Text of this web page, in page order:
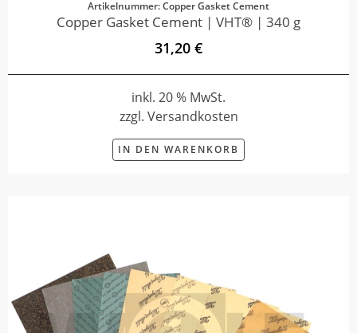
Artikelnummer: Copper Gasket Cement
Copper Gasket Cement | VHT® | 340 g
31,20 €
inkl. 20 % MwSt.
zzgl. Versandkosten
IN DEN WARENKORB